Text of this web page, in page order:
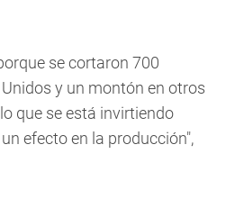
se cortaron 700
y un montón en otros
que se está invirtiendo
efecto en la producción",